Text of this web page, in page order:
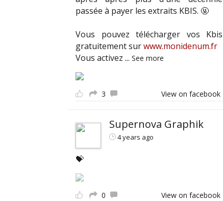
passée à payer les extraits KBIS. 🤬
Vous pouvez télécharger vos Kbis
gratuitement surwww.monidenum.fr
Vous activez ... See more
3 View on facebook
Supernova Graphik
4 years ago
💝
0 View on facebook